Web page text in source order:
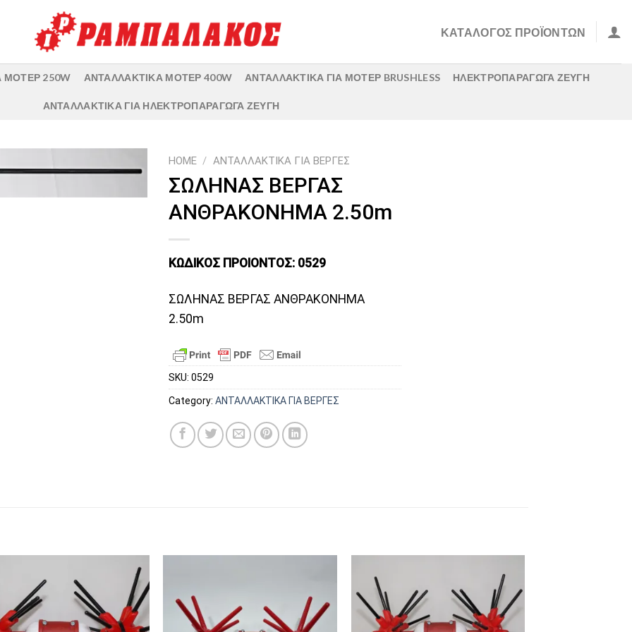
ΚΑΤΑΛΟΓΟΣ ΠΡΟΪΟΝΤΩΝ
ΜΟΤΕΡ 250W ΑΝΤΑΛΛΑΚΤΙΚΑ ΜΟΤΕΡ 400W ΑΝΤΑΛΛΑΚΤΙΚΑ ΓΙΑ ΜΟΤΕΡ BRUSHLESS ΗΛΕΚΤΡΟΠΑΡΑΓΩΓΑ ΖΕΥΓΗ
ΑΝΤΑΛΛΑΚΤΙΚΑ ΓΙΑ ΗΛΕΚΤΡΟΠΑΡΑΓΩΓΑ ΖΕΥΓΗ
HOME / ΑΝΤΑΛΛΑΚΤΙΚΑ ΓΙΑ ΒΕΡΓΕΣ
ΣΩΛΗΝΑΣ ΒΕΡΓΑΣ
ΑΝΘΡΑΚΟΝΗΜΑ 2.50m
ΚΩΔΙΚΟΣ ΠΡΟΙΟΝΤΟΣ: 0529
ΣΩΛΗΝΑΣ ΒΕΡΓΑΣ ΑΝΘΡΑΚΟΝΗΜΑ
2.50m
SKU: 0529
Category: ΑΝΤΑΛΛΑΚΤΙΚΑ ΓΙΑ ΒΕΡΓΕΣ